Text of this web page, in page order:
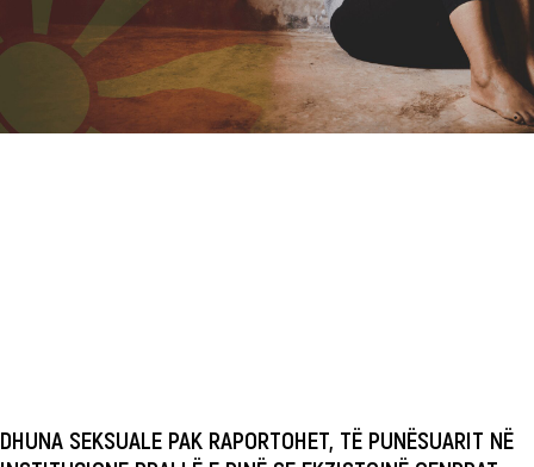
DHUNA SEKSUALE PAK RAPORTOHET, TË PUNËSUARIT NË